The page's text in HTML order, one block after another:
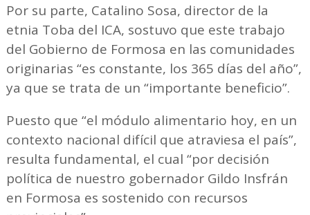
Por su parte, Catalino Sosa, director de la
etnia Toba del ICA, sostuvo que este trabajo
del Gobierno de Formosa en las comunidades
originarias “es constante, los 365 días del año”,
ya que se trata de un “importante beneficio”.
Puesto que “el módulo alimentario hoy, en un
contexto nacional difícil que atraviesa el país”,
resulta fundamental, el cual “por decisión
política de nuestro gobernador Gildo Insfrán
en Formosa es sostenido con recursos